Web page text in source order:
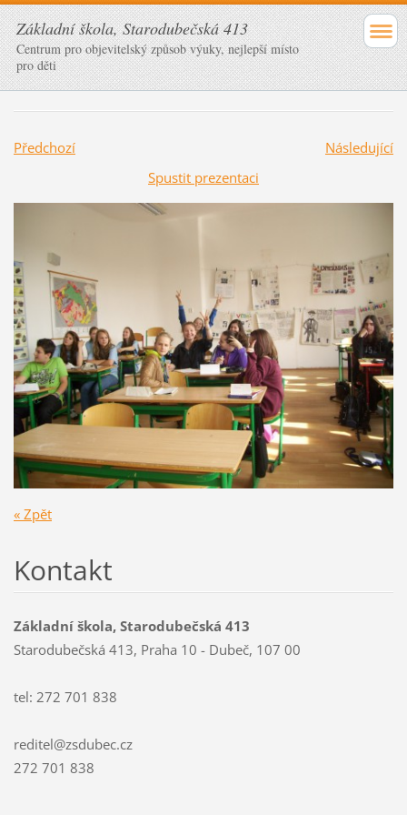
Základní škola, Starodubečská 413
Centrum pro objevitelský způsob výuky, nejlepší místo
pro děti
Předchozí
Následující
Spustit prezentaci
« Zpět
Kontakt
Základní škola, Starodubečská 413
Starodubečská 413, Praha 10 - Dubeč, 107 00
tel: 272 701 838
reditel@zsdubec.cz
272 701 838